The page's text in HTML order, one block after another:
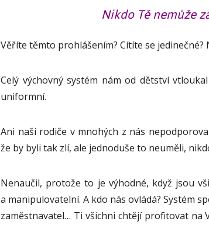
Nikdo Tě nemůže
Věříte těmto prohlášením? Cítíte se jedinečné?
Celý výchovný systém nám od dětství
uniformní.
Ani naši rodiče v mnohých z nás
že by byli tak zlí, ale jednoduše to neuměli,
Nenaučil, protože to je výhodné, když jsou
a manipulovatelní. A kdo nás ovládá? Systém
zaměstnavatel… Ti všichni chtějí profitovat na